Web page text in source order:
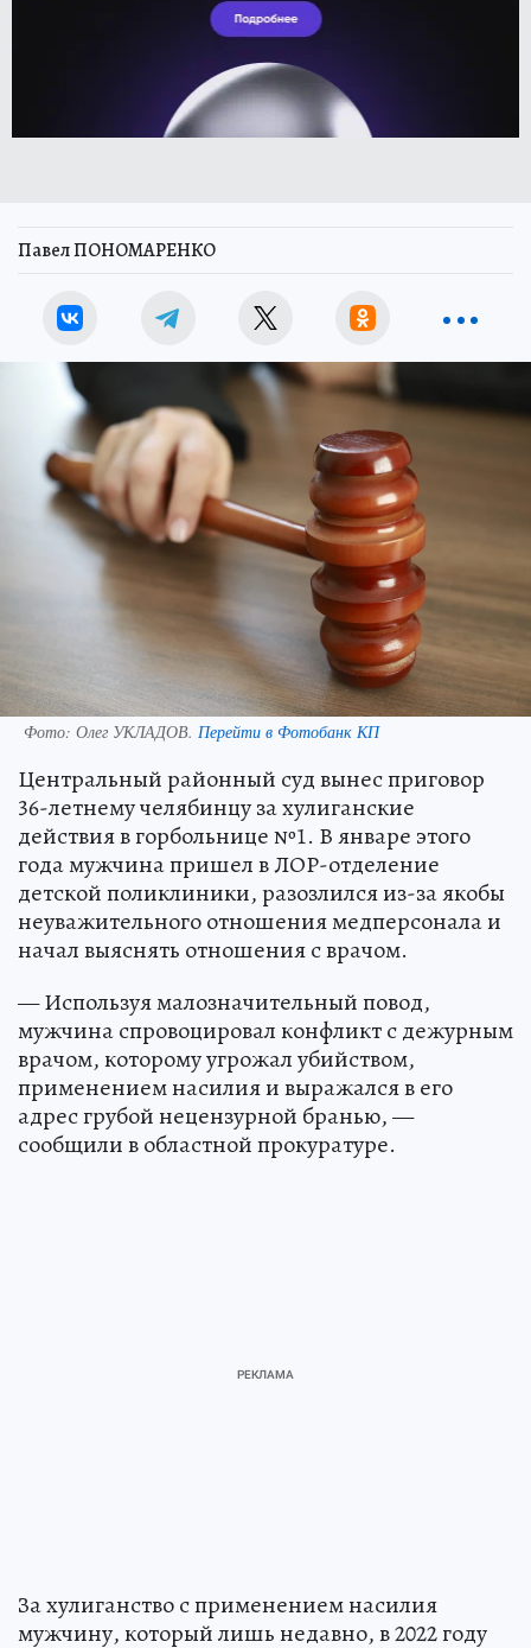
Павел ПОНОМАРЕНКО
Фото: Олег УКЛАДОВ. Перейти в Фотобанк КП
Центральный районный суд вынес приговор
36-летнему челябинцу за хулиганские
действия в горбольнице №1. В январе этого
года мужчина пришел в ЛОР-отделение
детской поликлиники, разозлился из-за якобы
неуважительного отношения медперсонала и
начал выяснять отношения с врачом.
— Используя малозначительный повод,
мужчина спровоцировал конфликт с дежурным
врачом, которому угрожал убийством,
применением насилия и выражался в его
адрес грубой нецензурной бранью, —
сообщили в областной прокуратуре.
За хулиганство с применением насилия
мужчину, который лишь недавно, в 2022 году